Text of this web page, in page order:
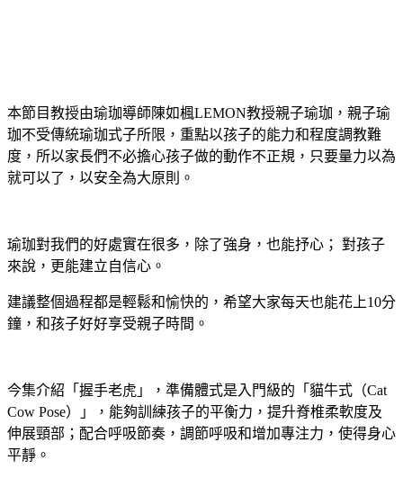
本節目教授由瑜珈導師陳如楓LEMON教授親子瑜珈，親子瑜
珈不受傳統瑜珈式子所限，重點以孩子的能力和程度調教難
度，所以家長們不必擔心孩子做的動作不正規，只要量力以為
就可以了，以安全為大原則。
瑜珈對我們的好處實在很多，除了強身，也能抒心； 對孩子
來說，更能建立自信心。
建議整個過程都是輕鬆和愉快的，希望大家每天也能花上10分
鐘，和孩子好好享受親子時間。
今集介紹「握手老虎」，準備體式是入門級的「貓牛式（Cat
Cow Pose）」，能夠訓練孩子的平衡力，提升脊椎柔軟度及
伸展頸部；配合呼吸節奏，調節呼吸和增加專注力，使得身心
平靜。